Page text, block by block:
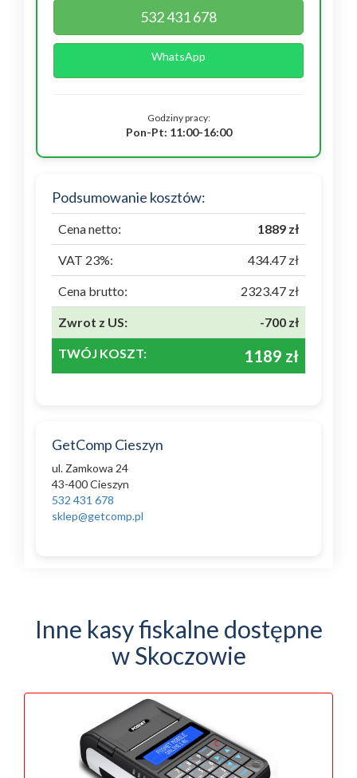
532 431 678
WhatsApp
Godziny pracy:
Pon-Pt: 11:00-16:00
Podsumowanie kosztów:
Cena netto: 1889 zł
VAT 23%: 434.47 zł
Cena brutto: 2323.47 zł
Zwrot z US: -700 zł
TWÓJ KOSZT: 1189 zł
GetComp Cieszyn
ul. Zamkowa 24
43-400 Cieszyn
532 431 678
sklep@getcomp.pl
Inne kasy fiskalne dostępne
w Skoczowie